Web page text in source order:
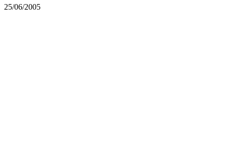
25/06/2005